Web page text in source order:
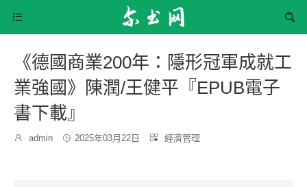


《德國商業200年：隱形冠軍成就工
業強國》陳潤/王健平『EPUB電子
書下載』

博
admin  發
2025年03月22日 
分
經濟管理